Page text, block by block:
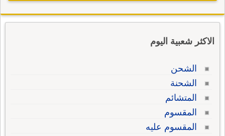
الاكثر شعبية اليوم
الشحن
الشحنة
المتشائم
المقسوم
المقسوم عليه